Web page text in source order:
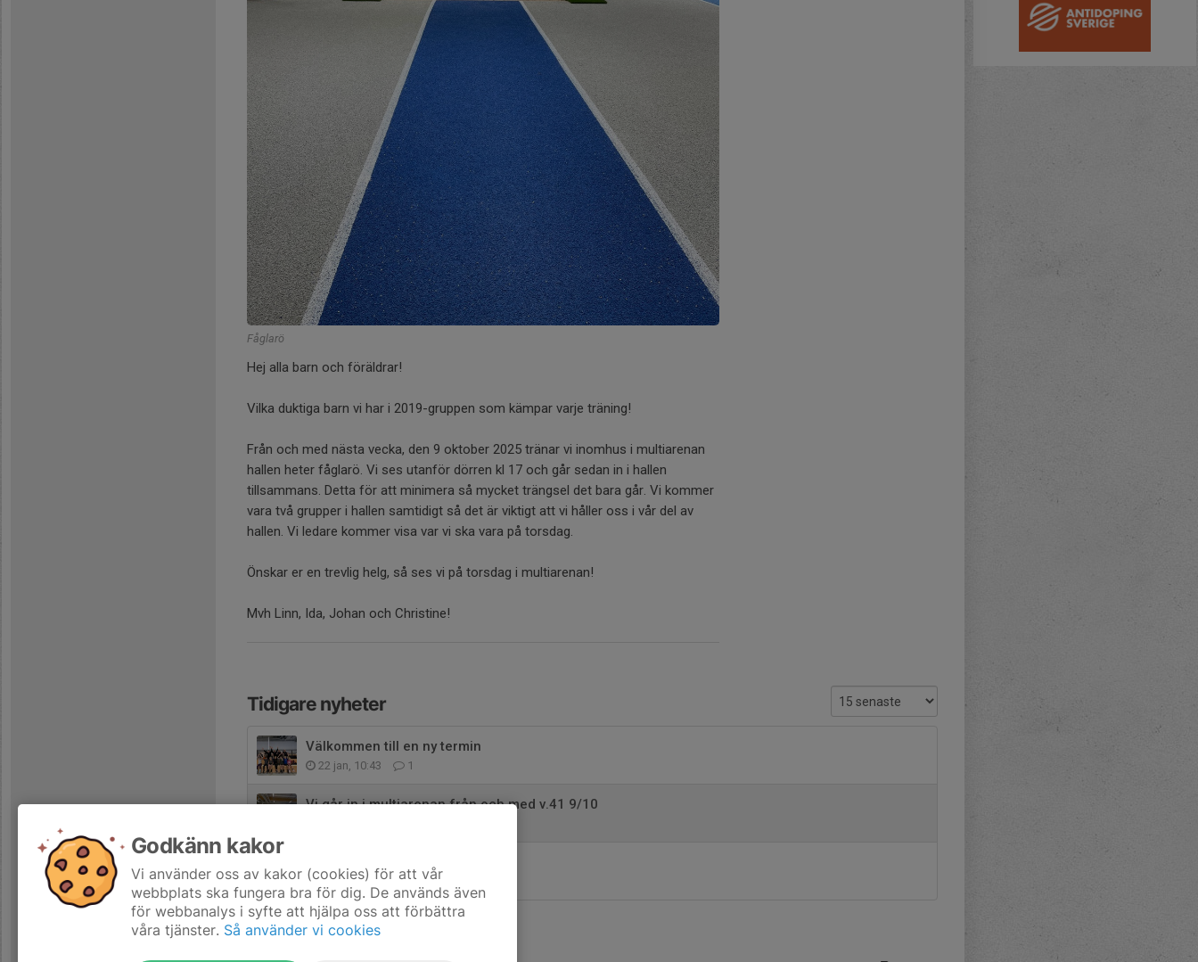
Fåglarö
Hej alla barn och föräldrar!
Vilka duktiga barn vi har i 2019-gruppen som kämpar varje träning!
Från och med nästa vecka, den 9 oktober 2025 tränar vi inomhus i multiarenan
hallen heter fåglarö. Vi ses utanför dörren kl 17 och går sedan in i hallen
tillsammans. Detta för att minimera så mycket trängsel det bara går. Vi kommer
vara två grupper i hallen samtidigt så det är viktigt att vi håller oss i vår del av
hallen. Vi ledare kommer visa var vi ska vara på torsdag.
Önskar er en trevlig helg, så ses vi på torsdag i multiarenan!
Mvh Linn, Ida, Johan och Christine!
Tidigare nyheter
Välkommen till en ny termin
22 jan, 10:43 1
Vi går in i multiarenan från och med v.41 9/10
20 jan 2025 0
Godkänn kakor
Vi använder oss av kakor (cookies) för att vår
webbplats ska fungera bra för dig. De används även
för webbanalys i syfte att hjälpa oss att förbättra
våra tjänster. Så använder vi cookies